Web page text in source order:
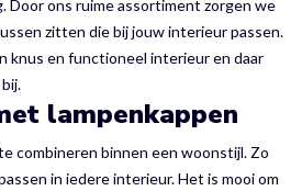
Door ons ruime assortiment zorgen we
zitten die bij jouw interieur passen.
knus en functioneel interieur en daar
lampenkappen
combineren binnen een woonstijl. Zo
in iedere interieur. Het is mooi om